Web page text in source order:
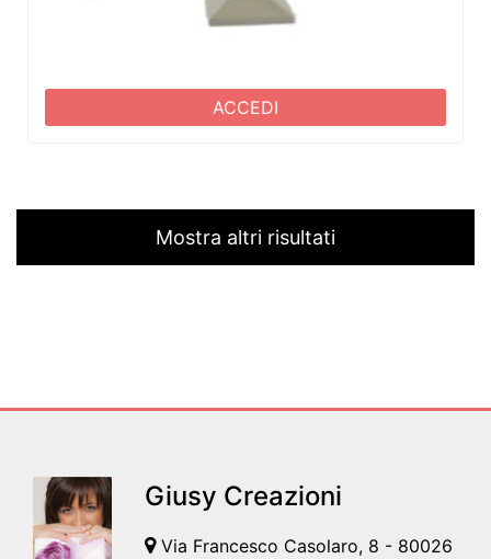
ACCEDI
Mostra altri risultati
Giusy Creazioni
Via Francesco Casolaro, 8 - 80026